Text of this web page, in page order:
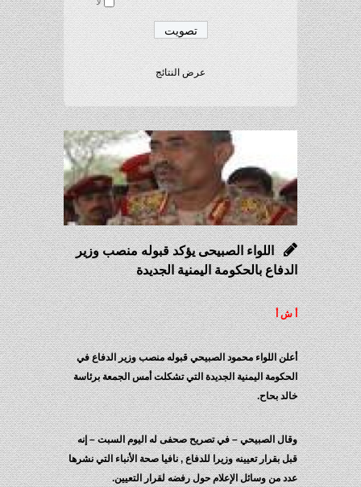
عرض النتائج
اللواء الصبيحى يؤكد قبوله منصب وزير
الدفاع بالحكومة اليمنية الجديدة
أ ش أ
أعلن اللواء محمود الصبيحي قبوله منصب وزير الدفاع في
الحكومة اليمنية الجديدة التي تشكلت أمس الجمعة برئاسة
خالد بحاح.
وقال الصبيحي – في تصريح صحفى له اليوم السبت – إنه
قبل بقرار تعيينه وزيرا للدفاع , نافيا صحة الأنباء التي نشرها
عدد من وسائل الإعلام حول رفضه لقرار التعيين.